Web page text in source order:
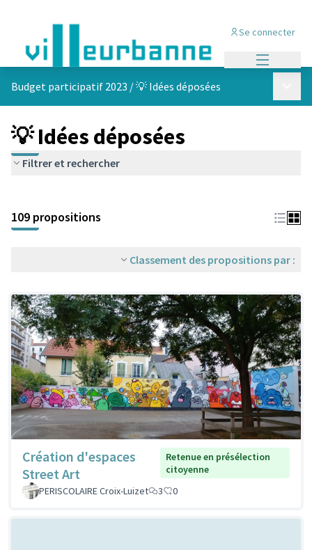
Se connecter
Budget participatif 2023 /💡 Idées déposées
💡 Idées déposées
Filtrer et rechercher
+
−
109 propositions
Classement des propositions par :
Création d'espaces
Street Art
Retenue en présélection
citoyenne
PERISCOLAIRE Croix-Luizet
3 0